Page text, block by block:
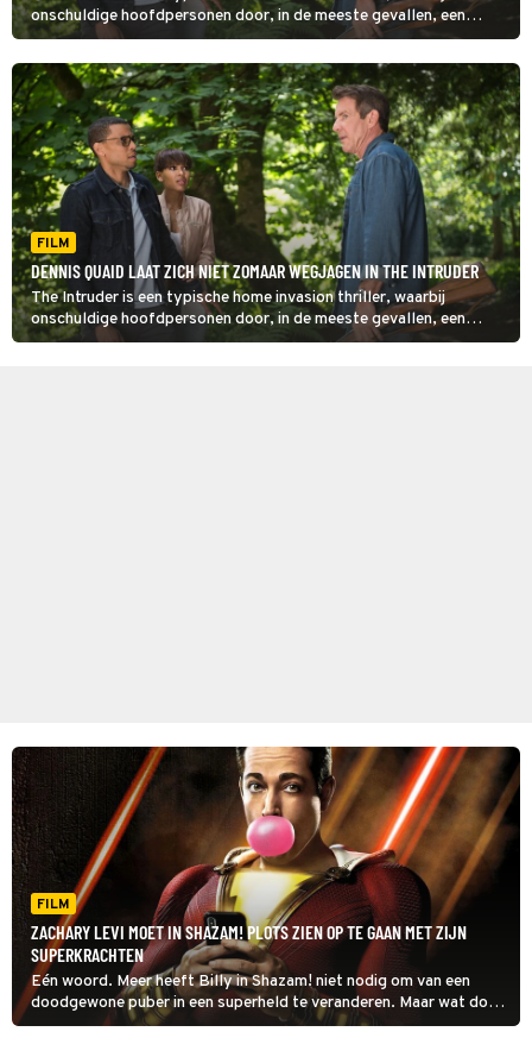
onschuldige hoofdpersonen door, in de meeste gevallen, een
psychopaat worden lastiggevallen. In deze film is het Dennis
Quaid die een gezin terroriseert.
FILM
DENNIS QUAID LAAT ZICH NIET ZOMAAR WEGJAGEN IN THE INTRUDER
The Intruder is een typische home invasion thriller, waarbij
onschuldige hoofdpersonen door, in de meeste gevallen, een
psychopaat worden lastiggevallen. In deze film is het Dennis
FILM
ZACHARY LEVI MOET IN SHAZAM! PLOTS ZIEN OP TE GAAN MET ZIJN
SUPERKRACHTEN
Eén woord. Meer heeft Billy in Shazam! niet nodig om van een
doodgewone puber in een superheld te veranderen. Maar wat doet
hij met die superkrachten?